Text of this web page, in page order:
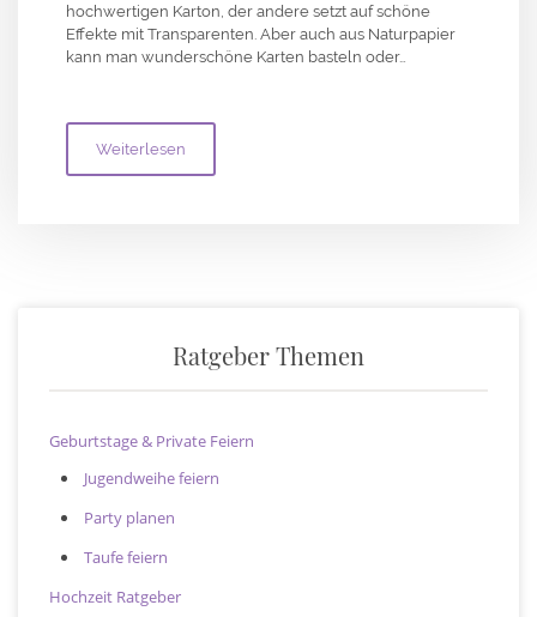
hochwertigen Karton, der andere setzt auf schöne
Effekte mit Transparenten. Aber auch aus Naturpapier
kann man wunderschöne Karten basteln oder…
Weiterlesen
Ratgeber Themen
Geburtstage & Private Feiern
Jugendweihe feiern
Party planen
Taufe feiern
Hochzeit Ratgeber